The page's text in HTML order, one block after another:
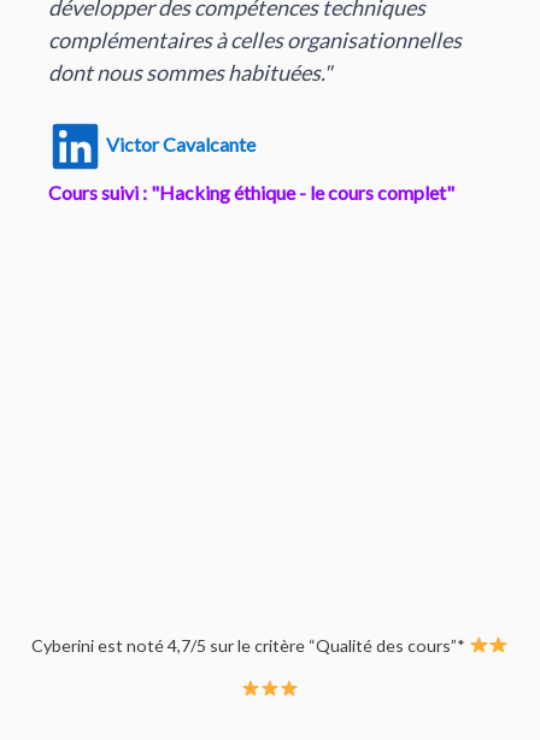
Marc Marloye
Cours suivi : "Hacking éthique - Ingénierie Sociale"
Cyberini est noté 4,7/5 sur le critère “Qualité des cours”*